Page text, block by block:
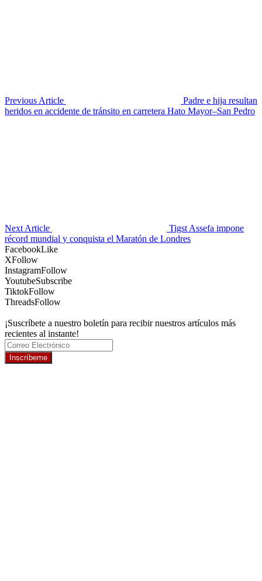
Previous Article
Padre e hija resultan
heridos en accidente de tránsito en carretera Hato Mayor–San Pedro
Next Article
Tigst Assefa impone
récord mundial y conquista el Maratón de Londres
FacebookLike
XFollow
InstagramFollow
YoutubeSubscribe
TiktokFollow
ThreadsFollow
¡Suscríbete a nuestro boletín para recibir nuestros artículos más
recientes al instante!
Inscríbeme